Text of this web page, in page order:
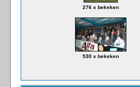
276 x bekeken
530 x bekeken